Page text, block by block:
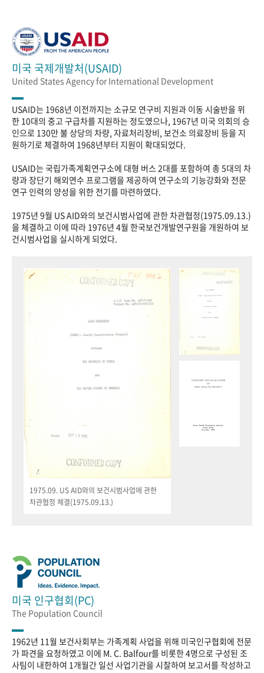
미국 국제개발처(USAID)
United States Agency for International Development
USAID는 1968년 이전까지는 소규모 연구비 지원과 이동 시술반을 위
한 10대의 중고 구급차를 지원하는 정도였으나, 1967년 미국 의회의 승
인으로 130만 불 상당의 차량, 자료처리장비, 보건소 의료장비 등을 지
원하기로 체결하여 1968년부터 지원이 확대되었다.
USAID는 국립가족계획연구소에 대형 버스 2대를 포함하여 총 5대의 차
량과 장단기 해외연수 프로그램을 제공하여 연구소의 기능강화와 전문
연구 인력의 양성을 위한 전기를 마련하였다.
1975년 9월 US AID와의 보건시범사업에 관한 차관협정(1975.09.13.)
을 체결하고 이에 따라 1976년 4월 한국보건개발연구원을 개원하여 보
건시범사업을 실시하게 되었다.
1975.09. US AID와의 보건시범사업에 관한
차관협정 체결(1975.09.13.)
미국 인구협회(PC)
The Population Council
1962년 11월 보건사회부는 가족계획 사업을 위해 미국인구협회에 전문
가 파견을 요청하였고 이에 M. C. Balfour를 비롯한 4명으로 구성된 조
사팀이 내한하여 1개월간 일선 사업기관을 시찰하여 보고서를 작성하고